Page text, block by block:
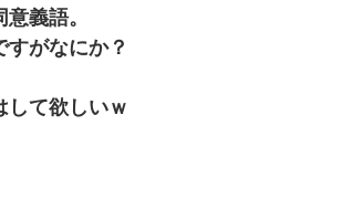
友達2人を家に泊めた結果ｗｗｗｗｗｗ
義語。
すがなにか？
して欲しいｗ